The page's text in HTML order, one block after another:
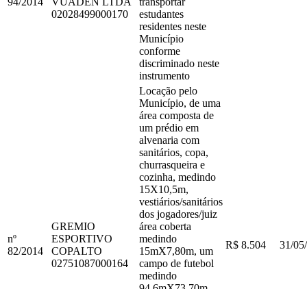
02028499000170
estudantes
residentes neste
Município
conforme
discriminado neste
instrumento
nº
82/2014
GREMIO
ESPORTIVO
COPALTO
02751087000164
Locação pelo
Município, de uma
área composta de
um prédio em
alvenaria com
sanitários, copa,
churrasqueira e
cozinha, medindo
15X10,5m,
vestiários/sanitários
dos jogadores/juiz
área coberta
medindo
15mX7,80m, um
campo de futebol
medindo
R$ 8.504 31/